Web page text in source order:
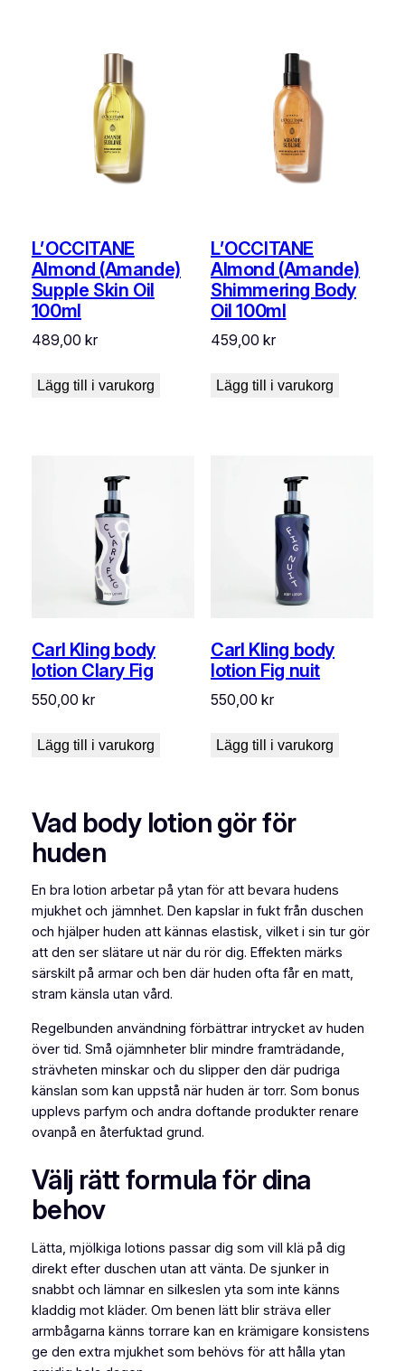
L’OCCITANE
Almond (Amande)
Supple Skin Oil
100ml
489,00 kr
Lägg till i varukorg
L’OCCITANE
Almond (Amande)
Shimmering Body
Oil 100ml
459,00kr
Lägg till i varukorg
Carl Kling body
lotion Clary Fig
550,00 kr
Lägg till i varukorg
Carl Kling body
lotion Fig nuit
550,00kr
Lägg till i varukorg
Vad body lotion gör för
huden
En bra lotion arbetar på ytan för att bevara hudens
mjukhet och jämnhet. Den kapslar in fukt från duschen
och hjälper huden att kännas elastisk, vilket i sin tur gör
att den ser slätare ut när du rör dig. Effekten märks
särskilt på armar och ben där huden ofta får en matt,
stram känsla utan vård.
Regelbunden användning förbättrar intrycket av huden
över tid. Små ojämnheter blir mindre framträdande,
strävheten minskar och du slipper den där pudriga
känslan som kan uppstå när huden är torr. Som bonus
upplevs parfym och andra doftande produkter renare
ovanpå en återfuktad grund.
Välj rätt formula för dina
behov
Lätta, mjölkiga lotions passar dig som vill klä på dig
direkt efter duschen utan att vänta. De sjunker in
snabbt och lämnar en silkeslen yta som inte känns
kladdig mot kläder. Om benen lätt blir sträva eller
armbågarna känns torrare kan en krämigare konsistens
ge den extra mjukhet som behövs för att hålla ytan